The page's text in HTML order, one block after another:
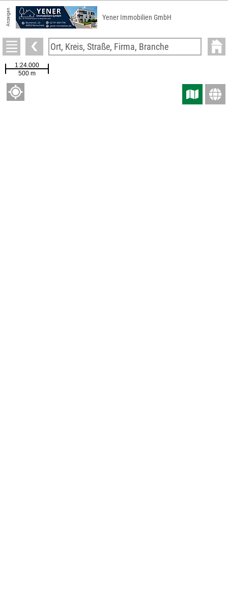
Anzeigen Yener Immobilien GmbH